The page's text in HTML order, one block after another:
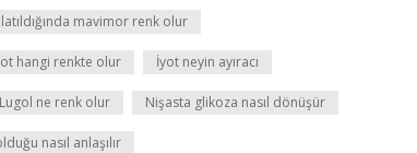
mavimor renk olur
hangi renkte olur İyot neyin ayıracı
Lugol ne renk olur Nişasta glikoza nasıl dönüşür
nasıl anlaşılır